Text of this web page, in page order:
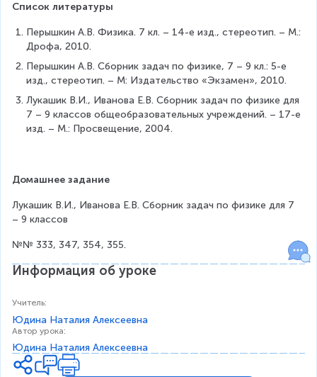
Список литературы
Перышкин А.В. Физика. 7 кл. – 14-е изд., стереотип. – М.:
Дрофа, 2010.
Перышкин А.В. Сборник задач по физике, 7 – 9 кл.: 5-е
изд., стереотип. – М: Издательство «Экзамен», 2010.
Лукашик В.И., Иванова Е.В. Сборник задач по физике для
7 – 9 классов общеобразовательных учреждений. – 17-е
изд. – М.: Просвещение, 2004.
Домашнее задание
Лукашик В.И., Иванова Е.В. Сборник задач по физике для 7
– 9 классов
№№ 333, 347, 354, 355.
Информация об уроке
Учитель:
Юдина Наталия Алексеевна
Автор урока:
Юдина Наталия Алексеевна